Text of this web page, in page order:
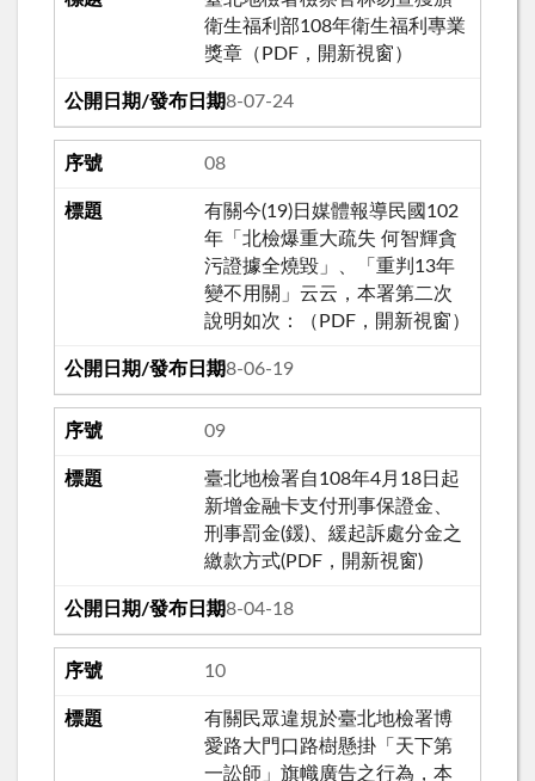
衛生福利部108年衛生福利專業
獎章（PDF，開新視窗）
108-07-24
08
有關今(19)日媒體報導民國102
年「北檢爆重大疏失 何智輝貪
污證據全燒毀」、「重判13年
變不用關」云云，本署第二次
說明如次：（PDF，開新視窗）
108-06-19
09
臺北地檢署自108年4月18日起
新增金融卡支付刑事保證金、
刑事罰金(鍰)、緩起訴處分金之
繳款方式(PDF，開新視窗)
108-04-18
10
有關民眾違規於臺北地檢署博
愛路大門口路樹懸掛「天下第
一訟師」旗幟廣告之行為，本